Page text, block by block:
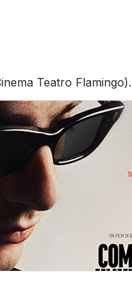
Teatro Flamingo).